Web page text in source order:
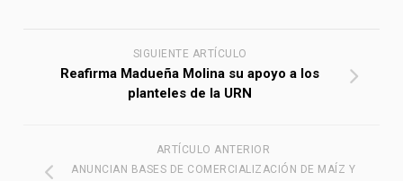
SIGUIENTE ARTÍCULO
Reafirma Madueña Molina su apoyo a los
planteles de la URN
ARTÍCULO ANTERIOR
ANUNCIAN BASES DE COMERCIALIZACIÓN DE MAÍZ Y